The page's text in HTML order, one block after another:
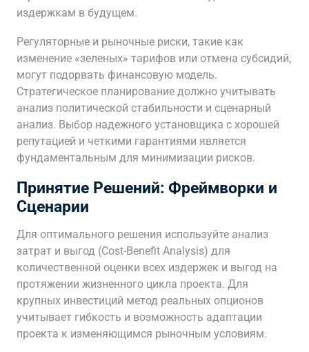
издержкам в будущем.
Регуляторные и рыночные риски, такие как
изменение «зеленых» тарифов или отмена субсидий,
могут подорвать финансовую модель.
Стратегическое планирование должно учитывать
анализ политической стабильности и сценарный
анализ. Выбор надежного установщика с хорошей
репутацией и четкими гарантиями является
фундаментальным для минимизации рисков.
Принятие Решений: Фреймворки и
Сценарии
Для оптимального решения используйте анализ
затрат и выгод (Cost-Benefit Analysis) для
количественной оценки всех издержек и выгод на
протяжении жизненного цикла проекта. Для
крупных инвестиций метод реальных опционов
учитывает гибкость и возможность адаптации
проекта к изменяющимся рыночным условиям.